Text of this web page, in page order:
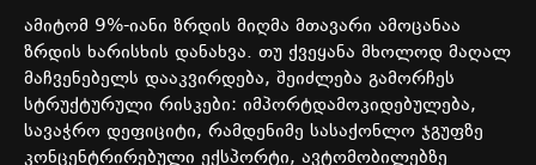
ამიტომ 9%-იანი ზრდის მიღმა მთავარი ამოცანაა
ზრდის ხარისხის დანახვა. თუ ქვეყანა მხოლოდ მაღალ
მაჩვენებელს დააკვირდება, შეიძლება გამორჩეს
სტრუქტურული რისკები: იმპორტდამოკიდებულება,
სავაჭრო დეფიციტი, რამდენიმე სასაქონლო ჯგუფზე
კონცენტრირებული ექსპორტი, ავტომობილებზე